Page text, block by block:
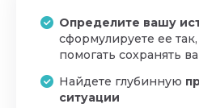
Определите вашу
сформулируете ее
помогать сохранять
Найдете глубинную
ситуации